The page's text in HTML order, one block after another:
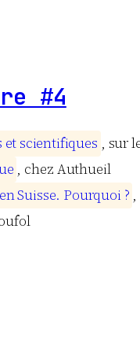
#4
et scientifiques , sur
e , chez Authueil
nSuisse. Pourquoi ?